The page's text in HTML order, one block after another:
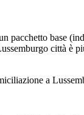
pacchetto base
città è
a